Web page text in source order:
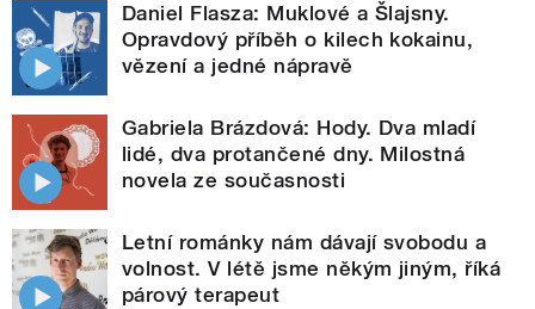
Daniel Flasza: Muklové a Šlajsny.
Opravdový příběh o kilech kokainu,
vězení a jedné nápravě
Gabriela Brázdová: Hody. Dva mladí
lidé, dva protančené dny. Milostná
novela ze současnosti
Letní románky nám dávají svobodu a
volnost. V létě jsme někým jiným, říká
párový terapeut